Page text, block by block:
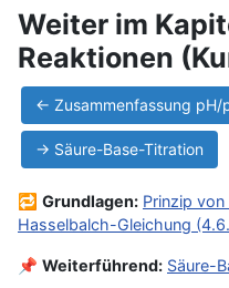
Weiter im
Reaktionen
← Zusammenfassung pH/
→ Säure-Base-Titration
🔁 Grundlagen: Prinzip von
Hasselbalch-Gleichung
📌 Weiterführend: Säure-